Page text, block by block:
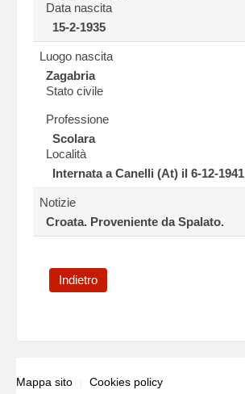
Data nascita
15-2-1935
Luogo nascita
Zagabria
Stato civile
Professione
Scolara
Località
Internata a Canelli (At) il 6-12-1941
Notizie
Croata. Proveniente da Spalato.
Indietro
Mappa sito
Cookies policy